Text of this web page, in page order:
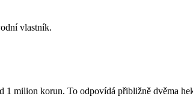
vlastník.
milion korun. To odpovídá přibližně dvěma